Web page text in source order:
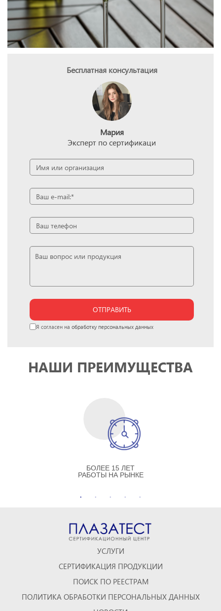
Бесплатная консультация
Мария
Эксперт по сертификаци
ОТПРАВИТЬ
Я согласен на обработку персональных данных
НАШИ ПРЕИМУЩЕСТВА
БОЛЕЕ 15 ЛЕТ
РАБОТЫ НА РЫНКЕ
УСЛУГИ
СЕРТИФИКАЦИЯ ПРОДУКЦИИ
ПОИСК ПО РЕЕСТРАМ
ПОЛИТИКА ОБРАБОТКИ ПЕРСОНАЛЬНЫХ ДАННЫХ